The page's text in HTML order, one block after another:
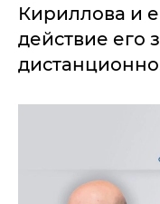
Кириллова и
действие его